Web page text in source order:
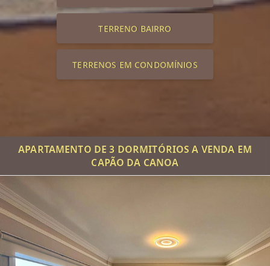
TERRENO BAIRRO
TERRENOS EM CONDOMÍNIOS
APARTAMENTO DE 3 DORMITÓRIOS A VENDA EM
CAPÃO DA CANOA